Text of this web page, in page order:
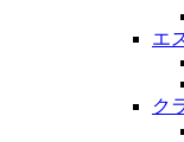
エ
ク